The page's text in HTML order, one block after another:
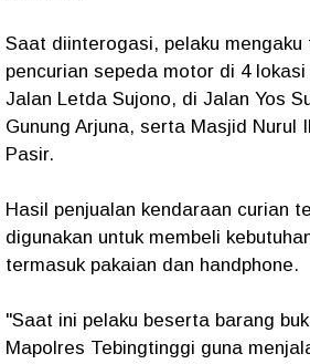
Saat diinterogasi, pelaku mengaku
pencurian sepeda motor di 4
Jalan Letda Sujono, di Jalan Yos
Gunung Arjuna, serta Masjid Nurul
Pasir.
Hasil penjualan kendaraan curian
digunakan untuk membeli
termasuk pakaian dan handphone.
"Saat ini pelaku beserta barang
Mapolres Tebingtinggi guna